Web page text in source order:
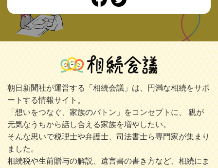
朝日新聞社が運営する「相続会議」は、円満な相続をサポ
ートする情報サイト。
「想いをつなぐ、家族のバトン」をコンセプトに、 親が
元気なうちから話し合える家族を増やしたい。
そんな思いで税理士や弁護士、司法書士ら専門家が集まり
ました。
相続税や生前贈与の解説、遺言書の書き方など、相続にま